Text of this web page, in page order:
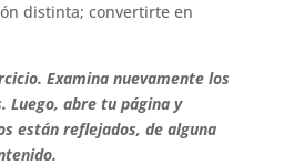
distinta; convertirte en
Examina nuevamente los
abre tu página y
están reflejados, de alguna